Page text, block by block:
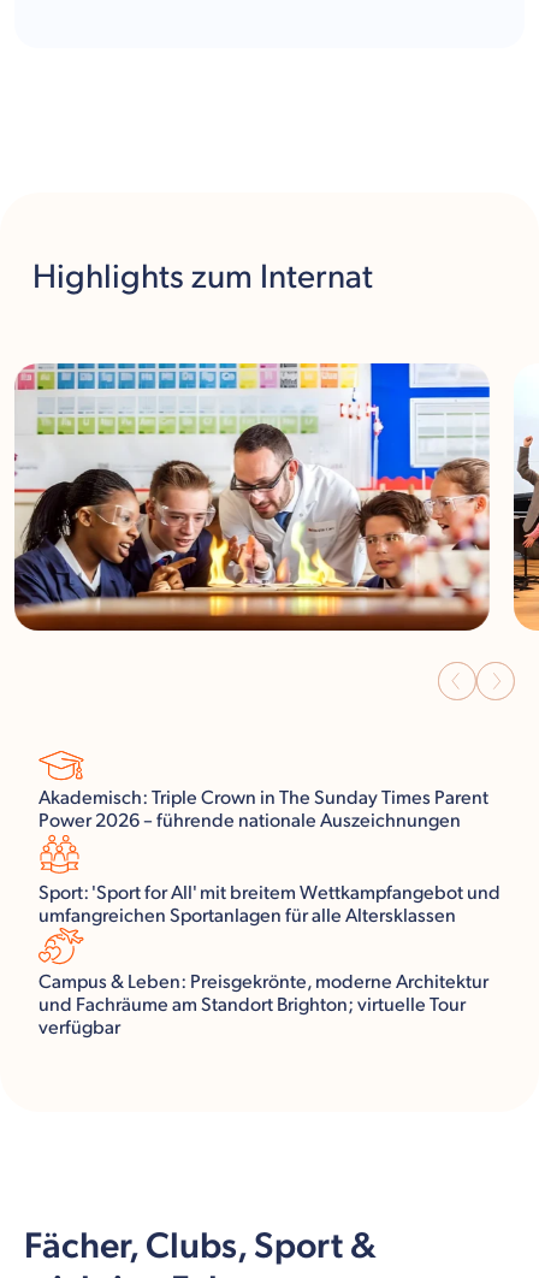
Highlights zum Internat
Akademisch: Triple Crown in The Sunday Times Parent
Power 2026 – führende nationale Auszeichnungen
Sport: 'Sport for All' mit breitem Wettkampfangebot und
umfangreichen Sportanlagen für alle Altersklassen
Campus & Leben: Preisgekrönte, moderne Architektur
und Fachräume am Standort Brighton; virtuelle Tour
verfügbar
Fächer, Clubs, Sport &